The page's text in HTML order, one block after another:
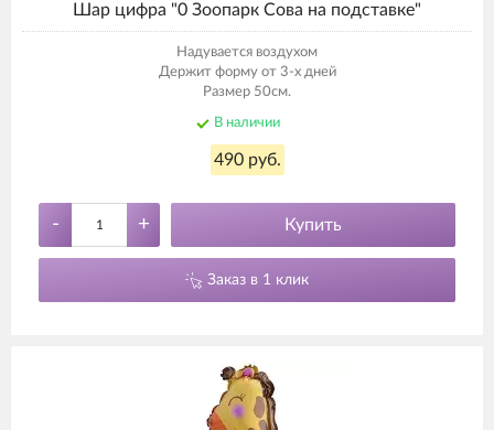
Шар цифра "0 Зоопарк Сова на подставке"
Надувается воздухом
Держит форму от 3-х дней
Размер 50см.
В наличии
490 руб.
- + Купить
Заказ в 1 клик